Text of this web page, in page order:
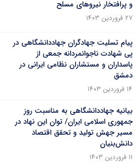
و پرافتخار نیروهای مسلح
۲۷ فروردین ۱۴۰۳
پیام تسلیت جهادگران جهاددانشگاهی در
پی شهادت ناجوانمردانه جمعی از
پاسداران و مستشاران نظامی ایرانی در
دمشق
۱۴ فروردین ۱۴۰۳
بیانیه جهاددانشگاهی به مناسبت روز
جمهوری اسلامی ایران/ توان این نهاد در
مسیر جهش تولید و تحقق اقتصاد
دانش‌بنیان
۱۱ فروردین ۱۴۰۳